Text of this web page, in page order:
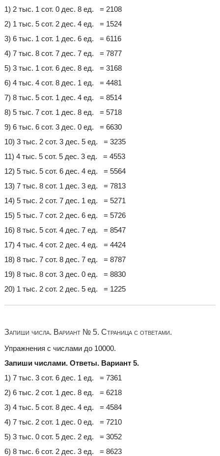
1) 2 тыс. 1 сот. 0 дес. 8 ед. = 2108
2) 1 тыс. 5 сот. 2 дес. 4 ед. = 1524
3) 6 тыс. 1 сот. 1 дес. 6 ед. = 6116
4) 7 тыс. 8 сот. 7 дес. 7 ед. = 7877
5) 3 тыс. 1 сот. 6 дес. 8 ед. = 3168
6) 4 тыс. 4 сот. 8 дес. 1 ед. = 4481
7) 8 тыс. 5 сот. 1 дес. 4 ед. = 8514
8) 5 тыс. 7 сот. 1 дес. 8 ед. = 5718
9) 6 тыс. 6 сот. 3 дес. 0 ед. = 6630
10) 3 тыс. 2 сот. 3 дес. 5 ед. = 3235
11) 4 тыс. 5 сот. 5 дес. 3 ед. = 4553
12) 5 тыс. 5 сот. 6 дес. 4 ед. = 5564
13) 7 тыс. 8 сот. 1 дес. 3 ед. = 7813
14) 5 тыс. 2 сот. 7 дес. 1 ед. = 5271
15) 5 тыс. 7 сот. 2 дес. 6 ед. = 5726
16) 8 тыс. 5 сот. 4 дес. 7 ед. = 8547
17) 4 тыс. 4 сот. 2 дес. 4 ед. = 4424
18) 8 тыс. 7 сот. 8 дес. 7 ед. = 8787
19) 8 тыс. 8 сот. 3 дес. 0 ед. = 8830
20) 1 тыс. 2 сот. 2 дес. 5 ед. = 1225
Запиши числа. Вариант № 5. Страница с ответами.
Упражнения с числами до 10000.
Запиши числами. Ответы. Вариант 5.
1) 7 тыс. 3 сот. 6 дес. 1 ед. = 7361
2) 6 тыс. 2 сот. 1 дес. 8 ед. = 6218
3) 4 тыс. 5 сот. 8 дес. 4 ед. = 4584
4) 7 тыс. 2 сот. 1 дес. 0 ед. = 7210
5) 3 тыс. 0 сот. 5 дес. 2 ед. = 3052
6) 8 тыс. 6 сот. 2 дес. 3 ед. = 8623